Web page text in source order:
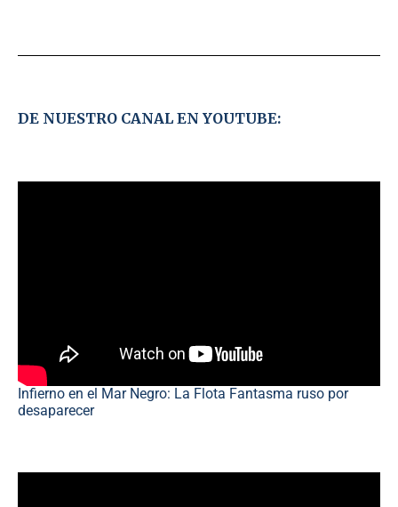
DE NUESTRO CANAL EN YOUTUBE:
Infierno en el Mar Negro: La Flota Fantasma ruso por
desaparecer